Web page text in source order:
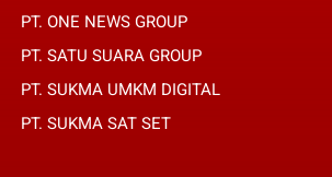
PT. ONE NEWS GROUP
PT. SATU SUARA GROUP
PT. SUKMA UMKM DIGITAL
PT. SUKMA SAT SET